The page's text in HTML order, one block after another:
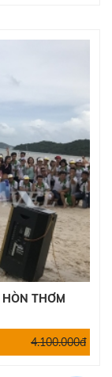
THƠM
4.100.000đ